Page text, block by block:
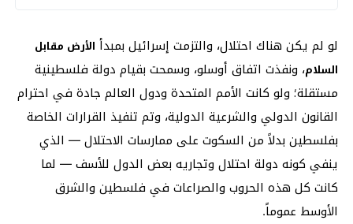
لو لم يكن هناك احتلال، والتزمت إسرائيل بمبدأ الأرض مقابل
السلام، ونفذت اتفاق أوسلو، وسمحت بقيام دولة فلسطينية
مستقلة؛ ولو كانت الأمم المتحدة ودول العالم جادة في احترام
القانون الدولي والشرعية الدولية، وتم تنفيذ القرارات الخاصة
بفلسطين بدلاً من السكوت على ممارسات الاحتلال — الذي
ينفي كونه دولة احتلال وتجاريه بعض الدول للأسف — لما
كانت كل هذه الحروب والصراعات في فلسطين والشرق
الأوسط عموماً.